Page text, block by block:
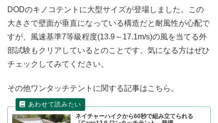
DODのキノコテントに大型サイズが登場しました。この
大きさで壁面が垂直になっている構造だと耐風性が心配で
すが、風速基準7等級程度(13.9～17.1m/s)の風を当てる外
部試験もクリアしているとのことです。気になる方はぜひ
チェックしてみてください。
その他ワンタッチテントに関する記事はこちら。
ネイチャーハイクから60秒で組み立てられる